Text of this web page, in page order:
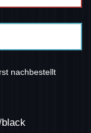
nachbestellt
black